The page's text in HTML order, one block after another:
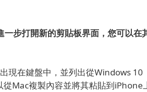
步打開新的剪貼板界面，您可以在
現在鍵盤中，並列出從Windows 10
Mac複製內容並將其粘貼到iPhone